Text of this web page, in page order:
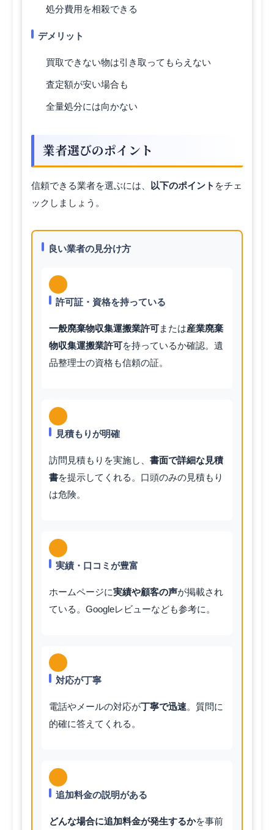
処分費用を相殺できる
デメリット
買取できない物は引き取ってもらえない
査定額が安い場合も
全量処分には向かない
業者選びのポイント
信頼できる業者を選ぶには、 以下のポイント をチェ
ックしましょう。
良い業者の見分け方
許可証・資格を持っている
一般廃棄物収集運搬業許可または産業廃棄
物収集運搬業許可を持っているか確認。遺
品整理士の資格も信頼の証。
見積もりが明確
訪問見積もりを実施し、 書面で詳細な見積
書を提示してくれる。口頭のみの見積もり
は危険。
実績・口コミが豊富
ホームページに実績や顧客の声が掲載され
ている。Googleレビューなども参考に。
対応が丁寧
電話やメールの対応が丁寧で迅速。質問に
的確に答えてくれる。
追加料金の説明がある
どんな場合に追加料金が発生するかを事前